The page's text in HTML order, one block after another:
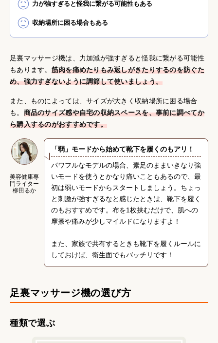
力が強すぎると怪我に繋がる可能性もある
収納場所に困る場合もある
足裏マッサージ機は、力加減が強すぎると怪我に繋がる可能性
もあります。 筋肉を痛めたりもみ返しがきたりするのを防ぐた
め、強力すぎないように調節して使いましょう。
また、ものによっては、サイズが大きく収納場所に困る場合
も。 商品のサイズ感や自宅の収納スペースを、事前に調べてか
ら購入するのがおすすめです。
美容健康専
門ライター
柳田るか
「弱」モードから始めて靴下を履くのもアリ！
パワフルなモデルの場合、素足のままいきなり強
いモードを使うとかなり痛いこともあるので、最
初は弱いモードからスタートしましょう。ちょっ
と刺激が強すぎるなと感じたときは、靴下を履く
のもおすすめです。布を1枚挟むだけで、肌への
摩擦や痛みが少しマイルドになりますよ！
また、家族で共有するときも靴下を履くルールに
しておけば、衛生面でもバッチリです！
足裏マッサージ機の選び方
種類で選ぶ